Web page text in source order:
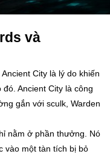
và
City là lý do khiến
Ancient City là công
gắn với sculk, Warden
nằm ở phần thưởng. Nó
vào một tàn tích bị bỏ